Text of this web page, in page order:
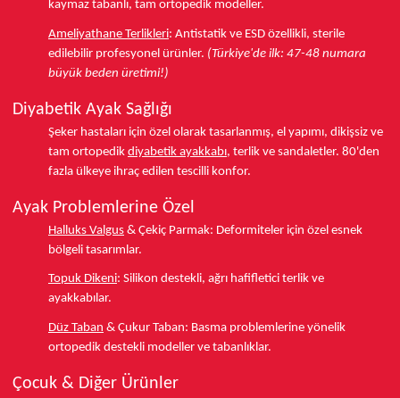
kaymaz tabanlı, tam ortopedik modeller.
Ameliyathane Terlikleri: Antistatik ve ESD özellikli, sterile
edilebilir profesyonel ürünler. (Türkiye'de ilk: 47-48 numara
büyük beden üretimi!)
Diyabetik Ayak Sağlığı
Şeker hastaları için özel olarak tasarlanmış, el yapımı, dikişsiz ve
tam ortopedik diyabetik ayakkabı, terlik ve sandaletler. 80'den
fazla ülkeye ihraç edilen tescilli konfor.
Ayak Problemlerine Özel
Halluks Valgus & Çekiç Parmak: Deformiteler için özel esnek
bölgeli tasarımlar.
Topuk Dikeni: Silikon destekli, ağrı hafifletici terlik ve
ayakkabılar.
Düz Taban & Çukur Taban: Basma problemlerine yönelik
ortopedik destekli modeller ve tabanlıklar.
Çocuk & Diğer Ürünler